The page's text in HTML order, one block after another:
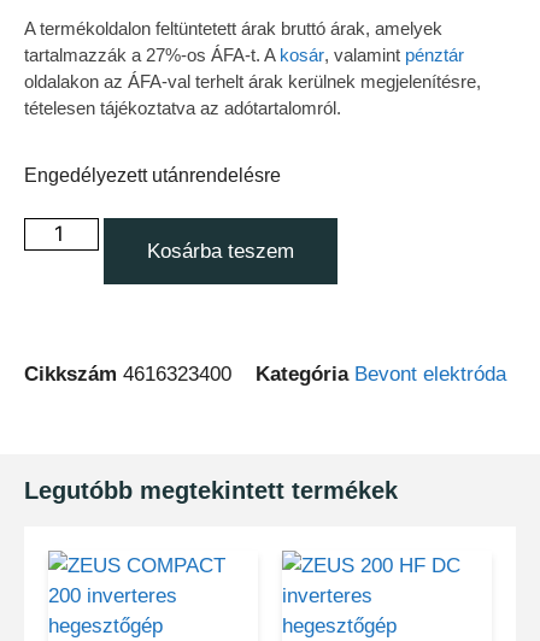
A termékoldalon feltüntetett árak bruttó árak, amelyek
tartalmazzák a 27%-os ÁFA-t. A kosár, valamint pénztár
oldalakon az ÁFA-val terhelt árak kerülnek megjelenítésre,
tételesen tájékoztatva az adótartalomról.
Engedélyezett utánrendelésre
Kosárba teszem
Cikkszám 4616323400 Kategória Bevont elektróda
Legutóbb megtekintett termékek